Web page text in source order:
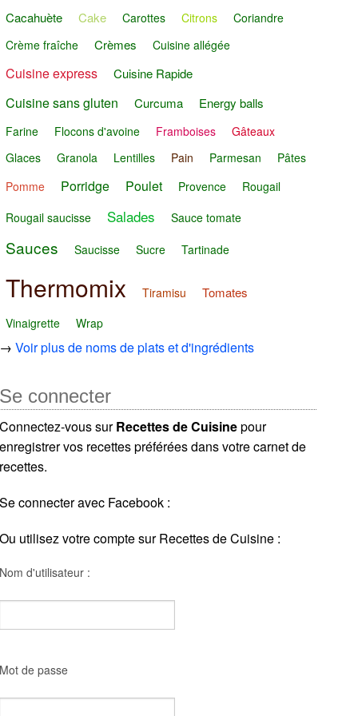
Cacahuète Cake Carottes Citrons
Coriandre
Crème fraîche
Crèmes Cuisine allégée
Cuisine express Cuisine Rapide
Cuisine sans gluten Curcuma Energy balls
Farine Flocons d'avoine Framboises
Gâteaux
Glaces
Granola Lentilles Pain Parmesan
Pâtes
Pomme
Porridge Poulet Provence
Rougail
Rougail saucisse
Salades Sauce tomate
Sauces Saucisse Sucre Tartinade
Thermomix Tiramisu Tomates
Vinaigrette Wrap
→Voir plus de noms de plats et d'ingrédients
Se connecter
Connectez-vous surRecettes de Cuisinepour
enregistrer vos recettes préférées dans votre carnet de
recettes.
Se connecter avec Facebook :
Ou utilisez votre compte sur Recettes de Cuisine :
Nom d'utilisateur :
Mot de passe